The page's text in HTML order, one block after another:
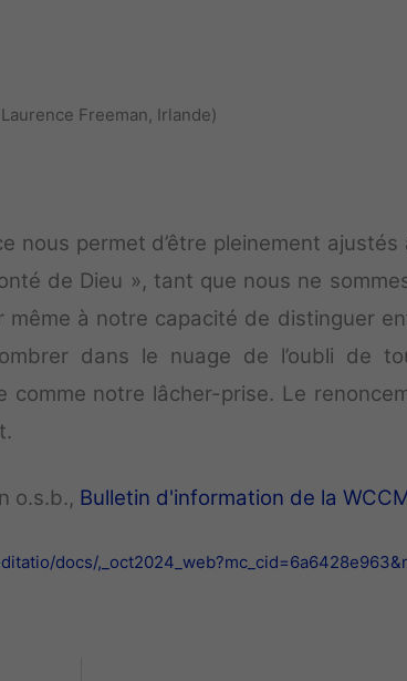
Freeman, Irlande)
nous permet d’être pleinement
de Dieu », tant que nous ne
même à notre capacité de distinguer
dans le nuage de l’oubli de
comme notre lâcher-prise. Le
o.s.b., Bulletin d'information de la
docs/